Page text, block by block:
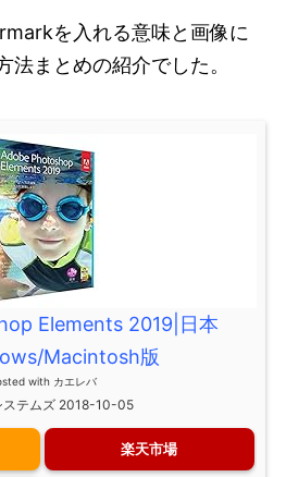
を入れる意味と画像に
まとめの紹介でした。
Elements 2019|日本
Macintosh版
with カエレバ
ステムズ 2018-10-05
楽天市場